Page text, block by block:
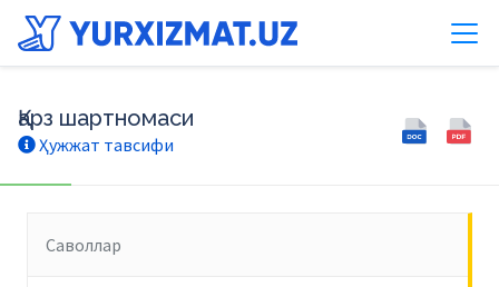
Қарз шартномаси
Ҳужжат тавсифи
Саволлар